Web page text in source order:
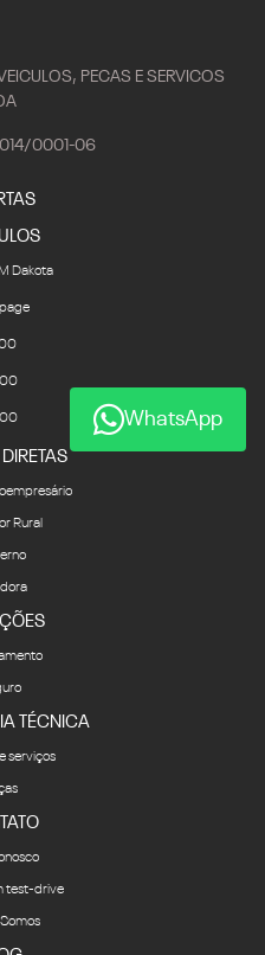
PECAS E SERVICOS
0001-06
Dakota
Rural
TÉCNICA
serviços
test-drive
WhatsApp